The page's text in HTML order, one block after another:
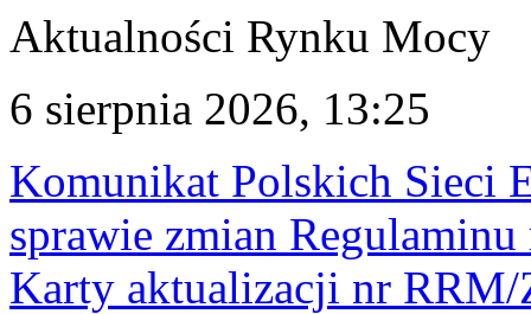
Aktualności Rynku Mocy
6 sierpnia 2026, 13:25
Komunikat Polskich Sieci
sprawie zmian
Karty aktualizacji nr